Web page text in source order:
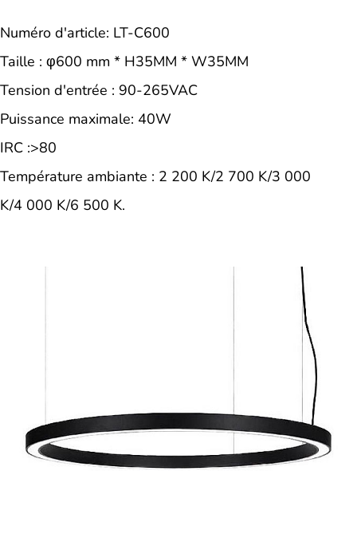
Numéro d'article: LT-C600
Taille : φ600 mm * H35MM * W35MM
Tension d'entrée : 90-265VAC
Puissance maximale: 40W
IRC :>80
Température ambiante : 2 200 K/2 700 K/3 000
K/4 000 K/6 500 K.